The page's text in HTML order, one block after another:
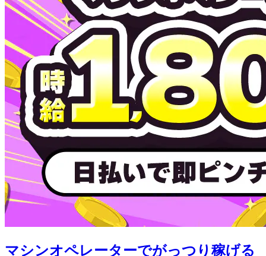
マシンオペレーターでがっつり稼げる